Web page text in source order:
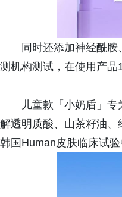
同时还添加神经酰
测机构测试，在使用产
儿童款「小奶盾」
解透明质酸、山茶籽油、
韩国Human皮肤临床试验